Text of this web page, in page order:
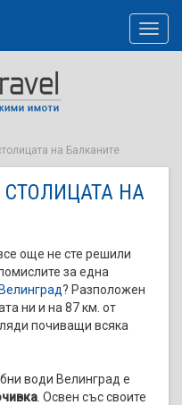
на Балканите
НА
още не сте решили
за една
? Разположен
ни и на 87 км. от
почиващи всяка
води Велинград е
. Освен със своите